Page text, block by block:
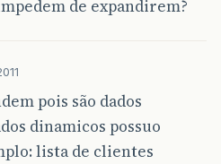
de expandirem?
pois são dados
dinamicos possuo
lista de clientes